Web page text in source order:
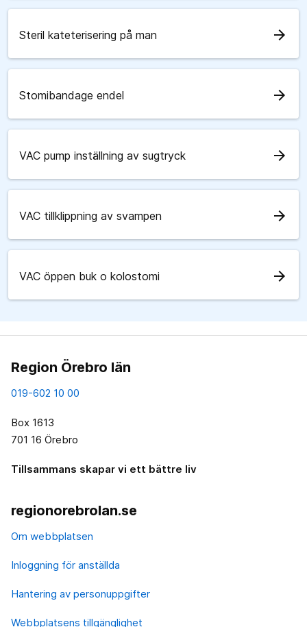
Steril kateterisering på man arrow_forward
Stomibandage endel arrow_forward
VAC pump inställning av sugtryck arrow_forward
VAC tillklippning av svampen arrow_forward
VAC öppen buk o kolostomi arrow_forward
Region Örebro län
019-602 10 00
Box 1613
701 16 Örebro
Tillsammans skapar vi ett bättre liv
regionorebrolan.se
Om webbplatsen
Inloggning för anställda
Hantering av personuppgifter
Webbplatsens tillgänglighet